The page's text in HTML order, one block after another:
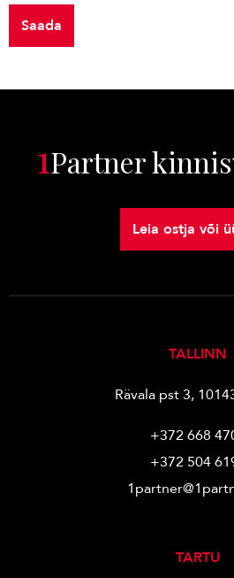
Saada
1Partner
Leia ostja või
TALLINN
Rävala pst 3,
+372 668
+372 504
TARTU